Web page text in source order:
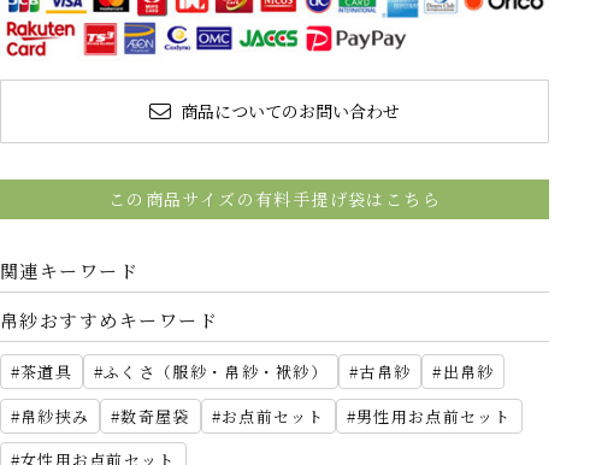
商品についてのお問い合わせ
この商品サイズの有料手提げ袋はこちら
関連キーワード
帛紗おすすめキーワード
茶道具 ふくさ（服紗・帛紗・袱紗） 古帛紗
出帛紗
帛紗挟み
数奇屋袋 お点前セット
男性用お点前セット
女性用お点前セット